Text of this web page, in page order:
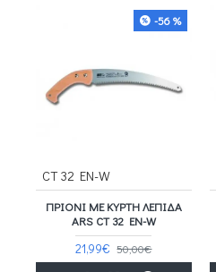
-56 %
CT 32 EN-W
ΠΡΙΌΝΙ ΜΕ ΚΥΡΤΉ ΛΕΠΊΔΑ
ARS CT 32 EN-W
21,99€ 50,00€